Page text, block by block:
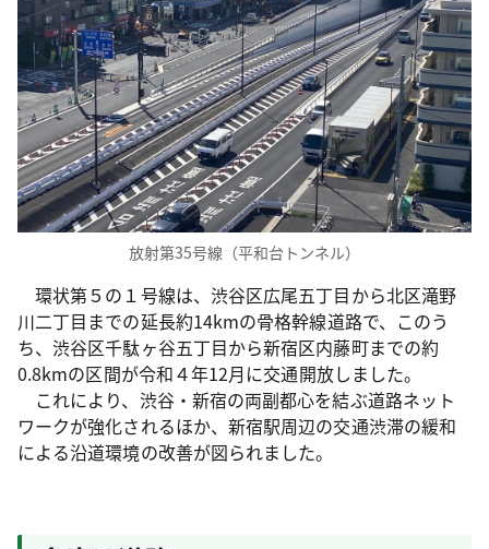
放射第35号線（平和台トンネル）
環状第５の１号線は、渋谷区広尾五丁目から北区滝野
川二丁目までの延長約14kmの骨格幹線道路で、このう
ち、渋谷区千駄ヶ谷五丁目から新宿区内藤町までの約
0.8kmの区間が令和４年12月に交通開放しました。
これにより、渋谷・新宿の両副都心を結ぶ道路ネット
ワークが強化されるほか、新宿駅周辺の交通渋滞の緩和
による沿道環境の改善が図られました。